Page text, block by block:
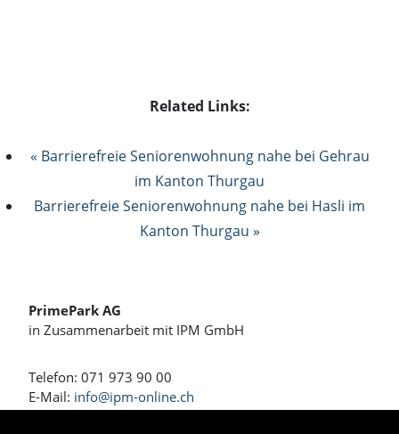
Related Links:
« Barrierefreie Seniorenwohnung nahe bei Gehrau
im Kanton Thurgau
Barrierefreie Seniorenwohnung nahe bei Hasli im
Kanton Thurgau »
PrimePark AG
in Zusammenarbeit mit IPM GmbH
Telefon: 071 973 90 00
E-Mail: info@ipm-online.ch